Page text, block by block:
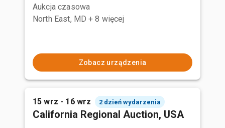
Aukcja czasowa
North East, MD + 8 więcej
Zobacz urządzenia
15 wrz - 16 wrz 2 dzień wydarzenia
California Regional Auction, USA